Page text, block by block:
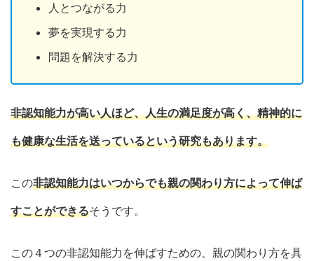
人とつながる力
夢を実現する力
問題を解決する力
非認知能力が高い人ほど、人生の満足度が高く、精神的に
も健康な生活を送っているという研究もあります。
この非認知能力はいつからでも親の関わり方によって伸ば
すことができるそうです。
この４つの非認知能力を伸ばすための、親の関わり方を具